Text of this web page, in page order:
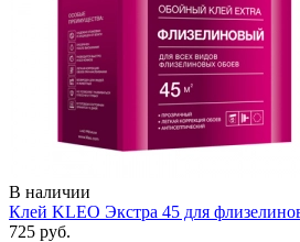
В наличии
Клей KLEO Экстра 45 для
725 руб.